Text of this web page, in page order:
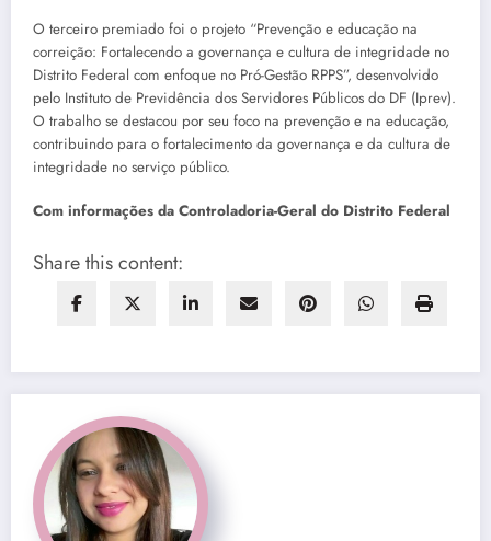
O terceiro premiado foi o projeto “Prevenção e educação na
correição: Fortalecendo a governança e cultura de integridade no
Distrito Federal com enfoque no Pró-Gestão RPPS”, desenvolvido
pelo Instituto de Previdência dos Servidores Públicos do DF (Iprev).
O trabalho se destacou por seu foco na prevenção e na educação,
contribuindo para o fortalecimento da governança e da cultura de
integridade no serviço público.
Com informações da Controladoria-Geral do Distrito Federal
Share this content: